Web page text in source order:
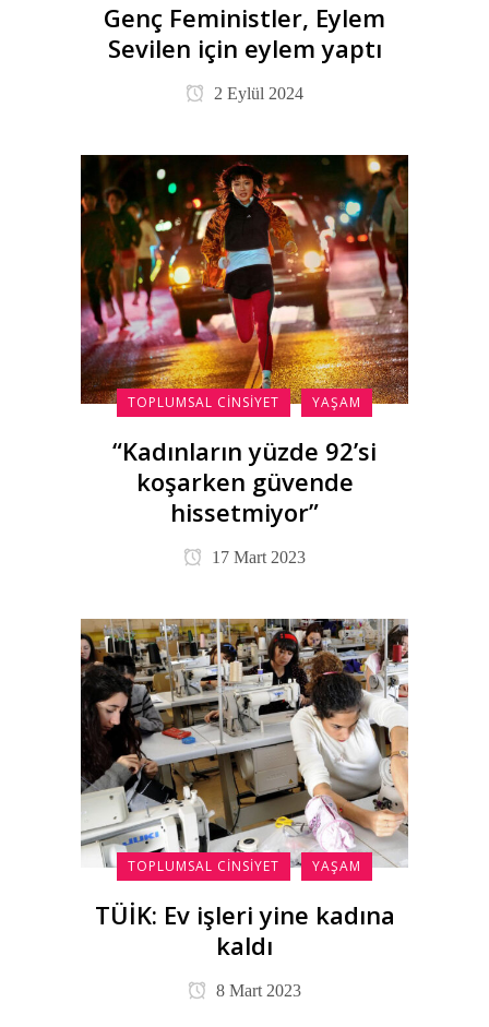
Genç Feministler, Eylem
Sevilen için eylem yaptı
2 Eylül 2024
TOPLUMSAL CINSIYET YAŞAM
“Kadınların yüzde 92’si
koşarken güvende
hissetmiyor”
17 Mart 2023
TOPLUMSAL CINSIYET YAŞAM
TÜİK: Ev işleri yine kadına
kaldı
8 Mart 2023